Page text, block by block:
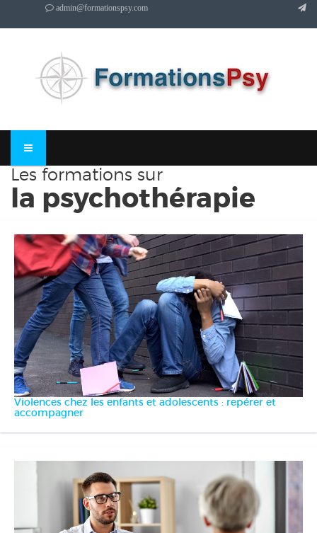
admin@formationspsy.com
Les formations sur
la psychothérapie
Violences chez les enfants et adolescents : repérer et
accompagner